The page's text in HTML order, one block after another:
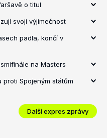
o titul
svoji výjimečnost
padla, končí v
na Masters
Spojeným státům
Další expres zprávy